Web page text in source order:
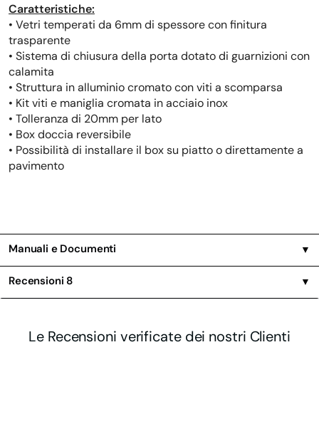
Caratteristiche:
• Vetri temperati da 6mm di spessore con finitura
trasparente
• Sistema di chiusura della porta dotato di guarnizioni con
calamita
• Struttura in alluminio cromato con viti a scomparsa
• Kit viti e maniglia cromata in acciaio inox
• Tolleranza di 20mm per lato
• Box doccia reversibile
• Possibilità di installare il box su piatto o direttamente a
pavimento
Manuali e Documenti ▼
Recensioni 8 ▼
Le Recensioni verificate dei nostri Clienti